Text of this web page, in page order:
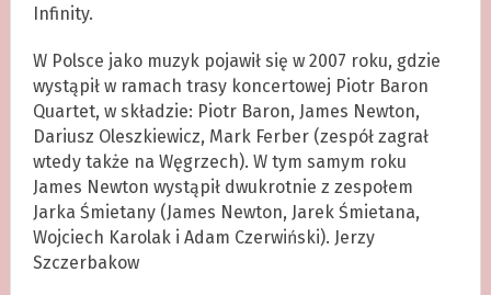
Infinity.
W Polsce jako muzyk pojawił się w 2007 roku, gdzie
wystąpił w ramach trasy koncertowej Piotr Baron
Quartet, w składzie: Piotr Baron, James Newton,
Dariusz Oleszkiewicz, Mark Ferber (zespół zagrał
wtedy także na Węgrzech). W tym samym roku
James Newton wystąpił dwukrotnie z zespołem
Jarka Śmietany (James Newton, Jarek Śmietana,
Wojciech Karolak i Adam Czerwiński). Jerzy
Szczerbakow